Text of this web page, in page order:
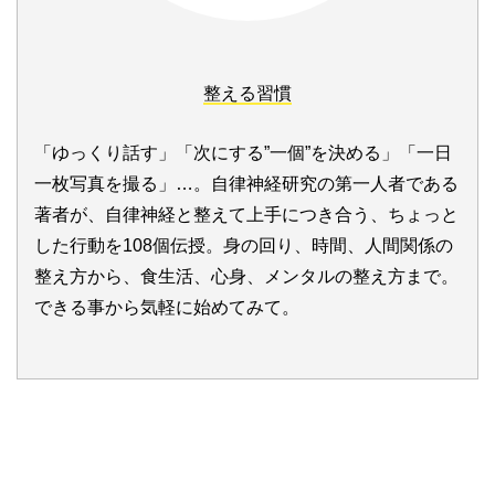
整える習慣
「ゆっくり話す」「次にする”一個”を決める」「一日
一枚写真を撮る」…。自律神経研究の第一人者である
著者が、自律神経と整えて上手につき合う、ちょっと
した行動を108個伝授。身の回り、時間、人間関係の
整え方から、食生活、心身、メンタルの整え方まで。
できる事から気軽に始めてみて。